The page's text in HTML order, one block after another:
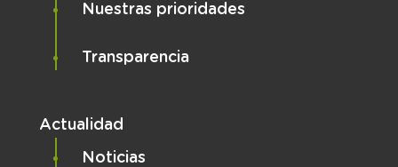
Nuestras prioridades
Transparencia
Actualidad
Noticias